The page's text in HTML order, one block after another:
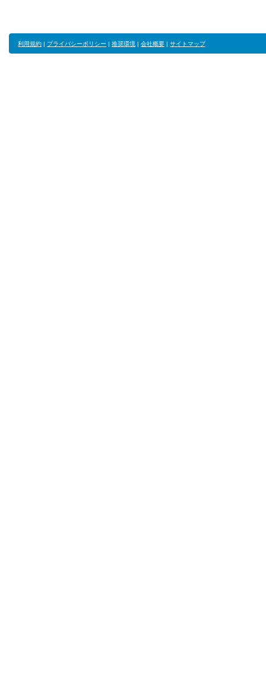
利用規約 | プライバシーポリシー | 推奨環境 | 会社概要 | サイトマップ